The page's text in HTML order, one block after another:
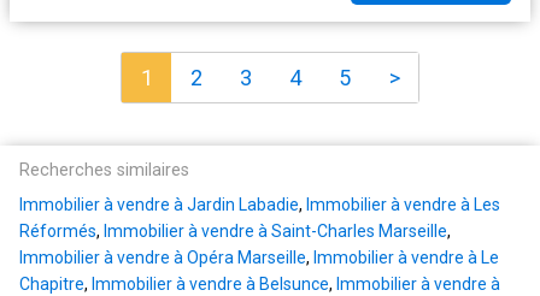
1 2 3 4 5 >
Recherches similaires
Immobilier à vendre à Jardin Labadie, Immobilier à vendre à Les
Réformés, Immobilier à vendre à Saint-Charles Marseille,
Immobilier à vendre à Opéra Marseille, Immobilier à vendre à Le
Chapitre, Immobilier à vendre à Belsunce, Immobilier à vendre à